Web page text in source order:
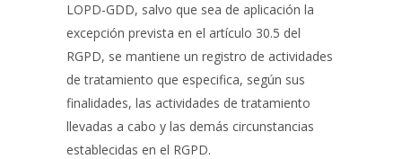
LOPD-GDD, salvo que sea de aplicación la
excepción prevista en el artículo 30.5 del
RGPD, se mantiene un registro de actividades
de tratamiento que especifica, según sus
finalidades, las actividades de tratamiento
llevadas a cabo y las demás circunstancias
establecidas en el RGPD.